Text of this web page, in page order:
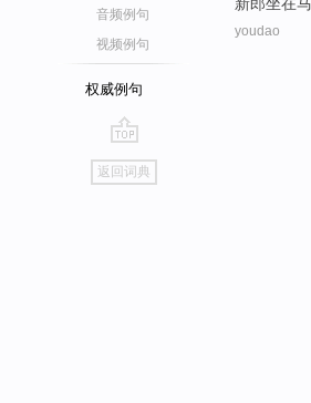
音频例句
视频例句
权威例句
go
top
返回词典
youdao